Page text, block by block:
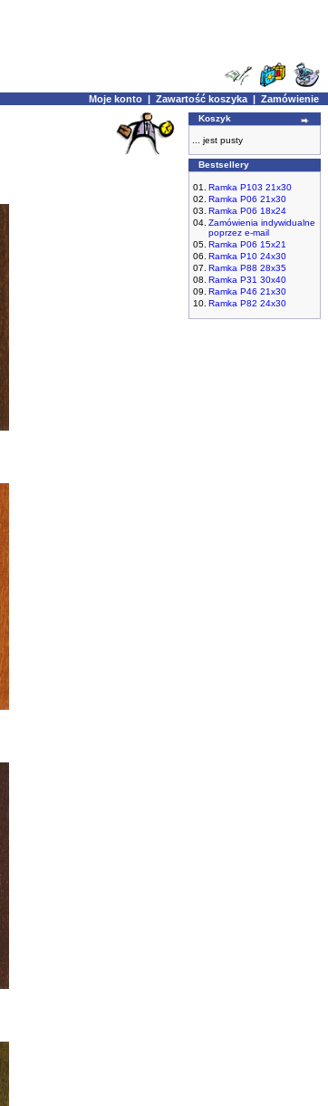
Moje konto | Zawartość koszyka | Zamówienie
Koszyk
... jest pusty
Bestsellery
01.
Ramka P103 21x30
02. Ramka P06 21x30
03. Ramka P06 18x24
04. Zamówienia indywidualne
poprzez e-mail
05. Ramka P06 15x21
06. Ramka P10 24x30
07. Ramka P88 28x35
08. Ramka P31 30x40
09. Ramka P46 21x30
10. Ramka P82 24x30